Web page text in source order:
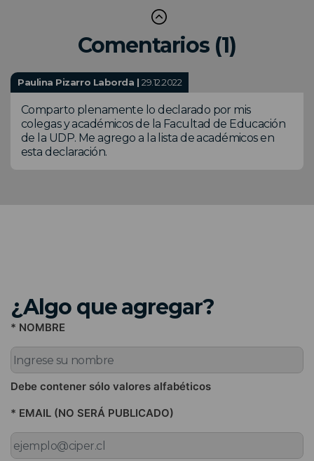
Comentarios (1)
Paulina Pizarro Laborda |29.12.2022
Comparto plenamente lo declarado por mis
colegas y académicos de la Facultad de Educación
de la UDP. Me agrego a la lista de académicos en
esta declaración.
¿Algo que agregar?
* NOMBRE
Debe contener sólo valores alfabéticos
* EMAIL (NO SERÁ PUBLICADO)